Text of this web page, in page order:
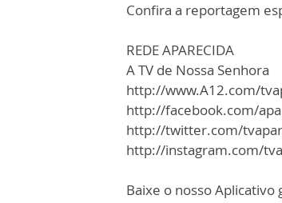
Confira a reportagem
REDE APARECIDA
A TV de Nossa Senhora
http://www.A12.com/
http://facebook.com/
http://twitter.com/
http://instagram.com/
Baixe o nosso